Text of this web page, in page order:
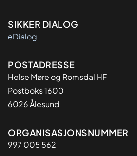
SIKKER DIALOG
eDialog
Adresse
POSTADRESSE
Helse Møre og Romsdal HF
Postboks 1600
6026 Ålesund
Organisasjon
ORGANISASJONSNUMMER
997 005 562